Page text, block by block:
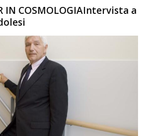
IN COSMOLOGIAIntervista a